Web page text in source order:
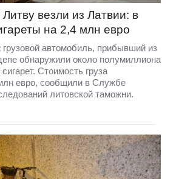
везли из Латвии: в
на 2,4 млн евро
автомобиль, прибывший из
обнаружили около полумиллиона
Стоимость груза
евро, сообщили в Службе
литовской таможни.